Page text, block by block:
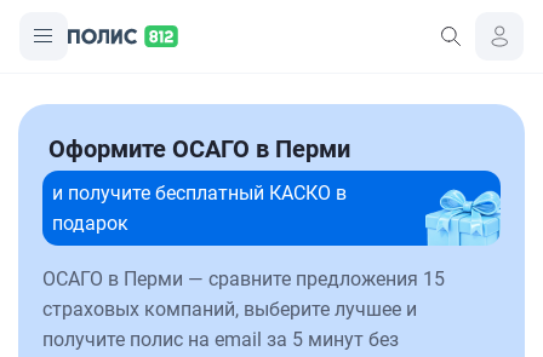
Оформите ОСАГО в Перми
и получите бесплатный КАСКО в
подарок
ОСАГО в Перми — сравните предложения 15
страховых компаний, выберите лучшее и
получите полис на email за 5 минут без